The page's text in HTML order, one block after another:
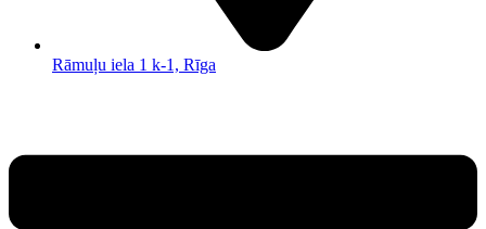
Rāmuļu iela 1 k-1, Rīga